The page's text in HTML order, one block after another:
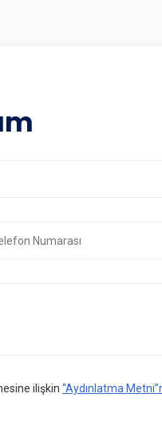
ilişkin “Aydınlatma